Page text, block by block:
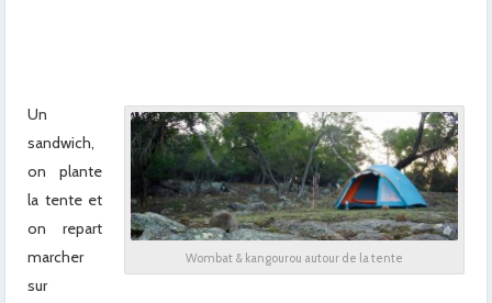
Wombat & kangourou autour de la tente
Un
sandwich,
on plante
la tente et
on repart
marcher
sur